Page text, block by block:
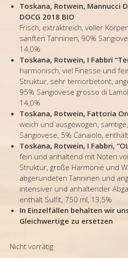
Toskana, Rotwein, Mannucci
DOCG 2018 BIO
Frisch, extraktreich, voller
sanften Tanninen, 90%
14,0%
Toskana, Rotwein, I Fabbri
harmonisch, viel Finesse und
Struktur, sehr terriorbetont,
95% Sangiovese grosso di
14,0%
Toskana, Rotwein, Fattoria
weich und ausgewogen,
Sangiovese, 5% Canaiolo,
Toskana, Rotwein, I Fabbri,
fein und anhaltend mit Noten
Struktur, große Harmonie und
abgerundeten Tanninen und
intensiver und anhaltender
enthält Sulfit, 750 ml, 13,5%
In Einzelfällen behalten wir
Gleichwertige zu ersetzen
Nicht vorrätig